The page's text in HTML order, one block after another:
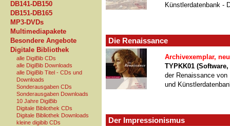
DB141-DB150
DB151-DB165
MP3-DVDs
Multimediapakete
Besondere Angebote
Digitale Bibliothek
alle DigiBib CDs
alle DigiBib Downloads
alle DigiBib Titel - CDs und
Downloads
Sonderausgaben CDs
Sonderausgaben Downloads
10 Jahre DigiBib
Digitale Bibliothek CDs
Digitale Bibliothek Downloads
kleine digibib CDs
Künstlerdatenbank -
Die Renaissance
Archivexemplar,
TYPKK01
der Renaissance
und
Der Impressionismus